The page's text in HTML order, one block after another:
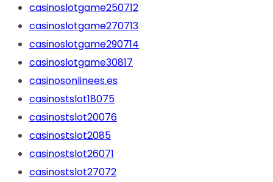
casinoslotgame250712
casinoslotgame270713
casinoslotgame290714
casinoslotgame30817
casinosonlinees.es
casinostslot18075
casinostslot20076
casinostslot2085
casinostslot26071
casinostslot27072